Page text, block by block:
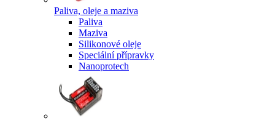
Paliva, oleje a maziva
Paliva
Maziva
Silikonové oleje
Speciální přípravky
Nanoprotech